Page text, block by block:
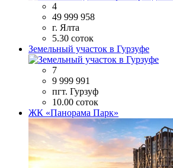
4
49 999 958
г. Ялта
5.30 соток
Земельный участок в Гурзуфе
7
9 999 991
пгт. Гурзуф
10.00 соток
ЖК «Панорама Парк»